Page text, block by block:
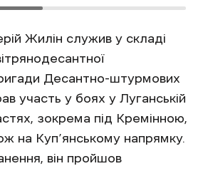
Жилін служив у складі
Десантно-штурмових
участь у боях у Луганській
зокрема під Кремінною,
на Куп’янському напрямку.
він пройшов